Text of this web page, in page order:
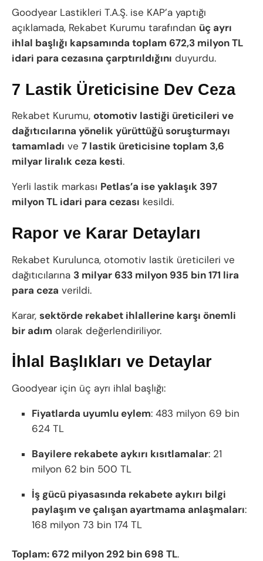
Goodyear Lastikleri T.A.Ş. ise KAP’a yaptığı
açıklamada, Rekabet Kurumu tarafından üç ayrı
ihlal başlığı kapsamında toplam 672,3 milyon TL
idari para cezasına çarptırıldığını duyurdu.
7 Lastik Üreticisine Dev Ceza
Rekabet Kurumu, otomotiv lastiği üreticileri ve
dağıtıcılarına yönelik yürüttüğü soruşturmayı
tamamladı ve 7 lastik üreticisine toplam 3,6
milyar liralık ceza kesti.
Yerli lastik markası Petlas’a ise yaklaşık 397
milyon TL idari para cezası kesildi.
Rapor ve Karar Detayları
Rekabet Kurulunca, otomotiv lastik üreticileri ve
dağıtıcılarına 3 milyar 633 milyon 935 bin 171 lira
para ceza verildi.
Karar, sektörde rekabet ihlallerine karşı önemli
bir adım olarak değerlendiriliyor.
İhlal Başlıkları ve Detaylar
Goodyear için üç ayrı ihlal başlığı:
Fiyatlarda uyumlu eylem: 483 milyon 69 bin
624 TL
Bayilere rekabete aykırı kısıtlamalar: 21
milyon 62 bin 500 TL
İş gücü piyasasında rekabete aykırı bilgi
paylaşım ve çalışan ayartmama anlaşmaları:
168 milyon 73 bin 174 TL
Toplam: 672 milyon 292 bin 698 TL.